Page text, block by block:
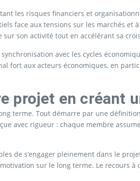
les risques financiers et
face aux tensions sur les marchés et
sur son activité tout en accélérant sa
avec les cycles
fort aux acteurs économiques, en
projet en créant
terme. Tout démarre par une
avec rigueur : chaque membre
de s’engager pleinement dans le
sur le long terme. Le recours